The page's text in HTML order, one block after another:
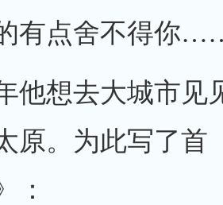
有点舍不得你
想去大城市见
原。为此写了首
：